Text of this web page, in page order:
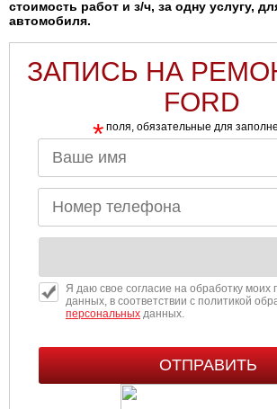
стоимость работ и з/ч, за одну услугу,
автомобиля.
ЗАПИСЬ НА
FORD
* поля, обязательные для
Я даю свое согласие на обработку моих
данных, в соответствии с политикой
персональныхданных.